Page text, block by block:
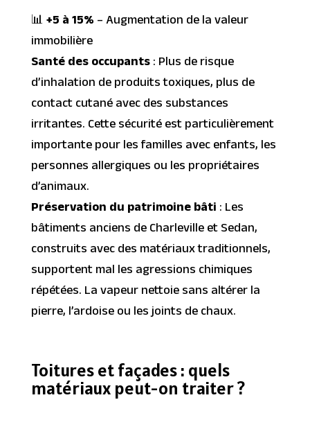
📊+5 à 15%– Augmentation de la valeur
immobilière
Santé des occupants: Plus de risque
d’inhalation de produits toxiques, plus de
contact cutané avec des substances
irritantes. Cette sécurité est particulièrement
importante pour les familles avec enfants, les
personnes allergiques ou les propriétaires
d’animaux.
Préservation du patrimoine bâti: Les
bâtiments anciens de Charleville et Sedan,
construits avec des matériaux traditionnels,
supportent mal les agressions chimiques
répétées. La vapeur nettoie sans altérer la
pierre, l’ardoise ou les joints de chaux.
Toitures et façades : quels
matériaux peut-on traiter ?